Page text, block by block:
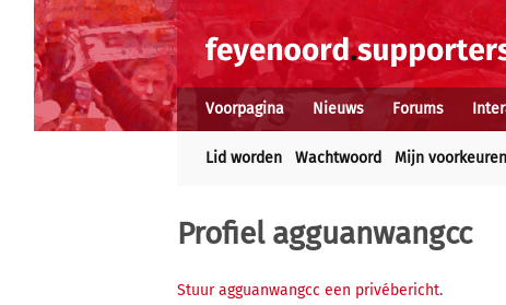
Voorpagina Nieuws Forums
Lid worden Wachtwoord Mijn voorkeuren
Profiel agguanwangcc
Stuur agguanwangcc een privébericht.